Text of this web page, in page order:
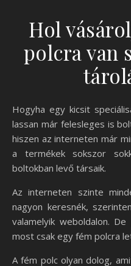
Hol
polcra van
Hogyha egy kicsit speciálisabb terméket keresünk, akkor
lassan már felesleges is
hiszen az interneten már
a termékek sokszor
boltokban levő társaik.
Az interneten szinte
nagyon keresnék,
valamelyik weboldalon.
most csak egy fém polcra
A fém polc olyan dolog,